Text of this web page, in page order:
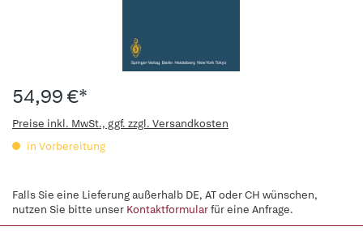
54,99 €*
Preise inkl. MwSt., ggf. zzgl. Versandkosten
in Vorbereitung
Falls Sie eine Lieferung außerhalb DE, AT oder CH wünschen,
nutzen Sie bitte unser Kontaktformularfür eine Anfrage.